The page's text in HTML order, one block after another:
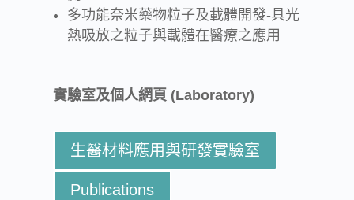
多功能奈米藥物粒子及載體開發-具光
熱吸放之粒子與載體在醫療之應用
實驗室及個人網頁 (Laboratory)
生醫材料應用與研發實驗室
Publications